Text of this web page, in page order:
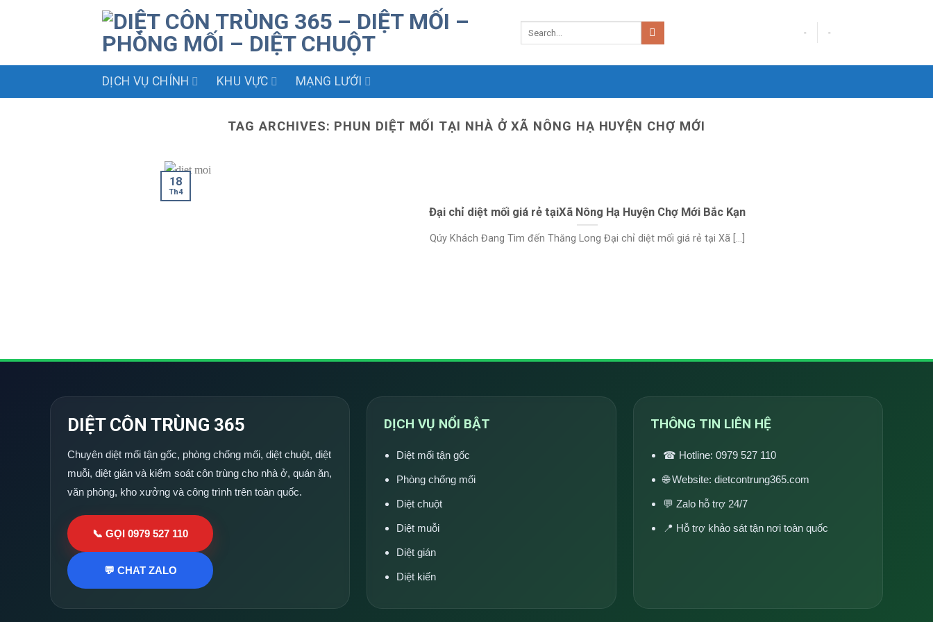
- -
DỊCH VỤ CHÍNH KHU VỰC MẠNG LƯỚI
TAG ARCHIVES: PHUN DIỆT MỐI TẠI NHÀ Ở XÃ NÔNG HẠ HUYỆN CHỢ MỚI
Đại chỉ diệt mối giá rẻ tạiXã Nông Hạ Huyện Chợ Mới Bắc Kạn
Qúy Khách Đang Tìm đến Thăng Long Đại chỉ diệt mối giá rẻ tại Xã [...]
18
Th4
DIỆT CÔN TRÙNG 365
Chuyên diệt mối tận gốc, phòng chống mối, diệt chuột, diệt
muỗi, diệt gián và kiểm soát côn trùng cho nhà ở, quán ăn,
văn phòng, kho xưởng và công trình trên toàn quốc.
📞 GỌI 0979 527 110
💬 CHAT ZALO
DỊCH VỤ NỔI BẬT
Diệt mối tận gốc
Phòng chống mối
Diệt chuột
Diệt muỗi
Diệt gián
Diệt kiến
THÔNG TIN LIÊN HỆ
☎ Hotline: 0979 527 110
🌐 Website: dietcontrung365.com
💬 Zalo hỗ trợ 24/7
📍 Hỗ trợ khảo sát tận nơi toàn quốc